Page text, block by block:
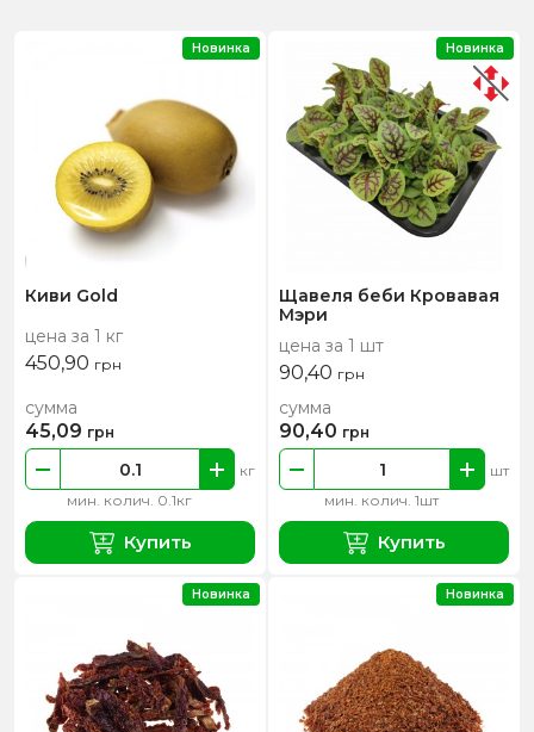
Киви Gold
цена за 1 кг
450,90 грн
мин. колич. 0.1кг
кг
сумма
45,09 грн
Купить
Новинка
Щавеля беби Кровавая
Мэри
цена за 1 шт
90,40 грн
мин. колич. 1шт
шт
сумма
90,40 грн
Купить
Новинка
Новинка Новинка